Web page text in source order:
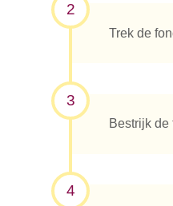
2
Trek de
3
Bestrijk de
4